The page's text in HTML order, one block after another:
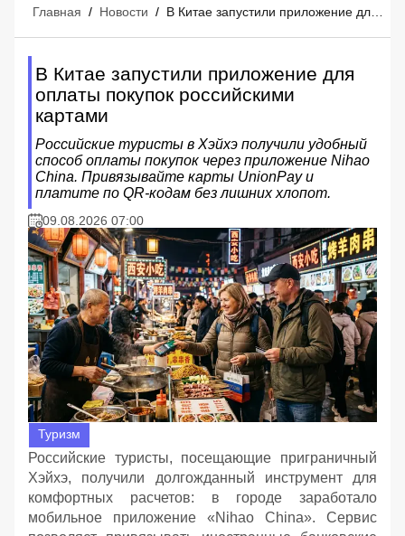
Главная / Новости /
В Китае запустили приложение для
оплаты покупок российскими
картами
Российские туристы в Хэйхэ получили удобный
способ оплаты покупок через приложение Nihao
China. Привязывайте карты UnionPay и
платите по QR-кодам без лишних хлопот.
09.08.2026 07:00
Туризм
Российские туристы, посещающие приграничный
Хэйхэ, получили долгожданный инструмент для
комфортных расчетов: в городе заработало
мобильное приложение «Nihao China». Сервис